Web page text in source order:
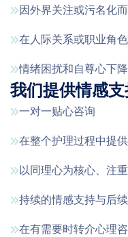
因外界关注或污名化
在人际关系或职业角
情绪困扰和自尊心下
我们提供情感支
一对一贴心咨询
在整个护理过程中提
以同理心为核心、注
持续的情感支持与后
在有需要时转介心理